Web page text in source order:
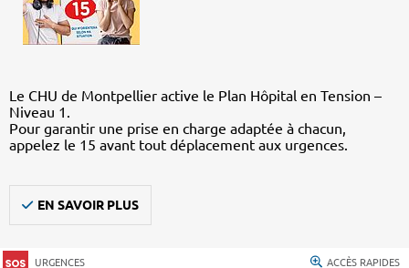
Le CHU de Montpellier active le Plan Hôpital en Tension –
Niveau 1.
Pour garantir une prise en charge adaptée à chacun,
appelez le 15 avant tout déplacement aux urgences.
EN SAVOIR PLUS
URGENCES ACCÈS RAPIDES